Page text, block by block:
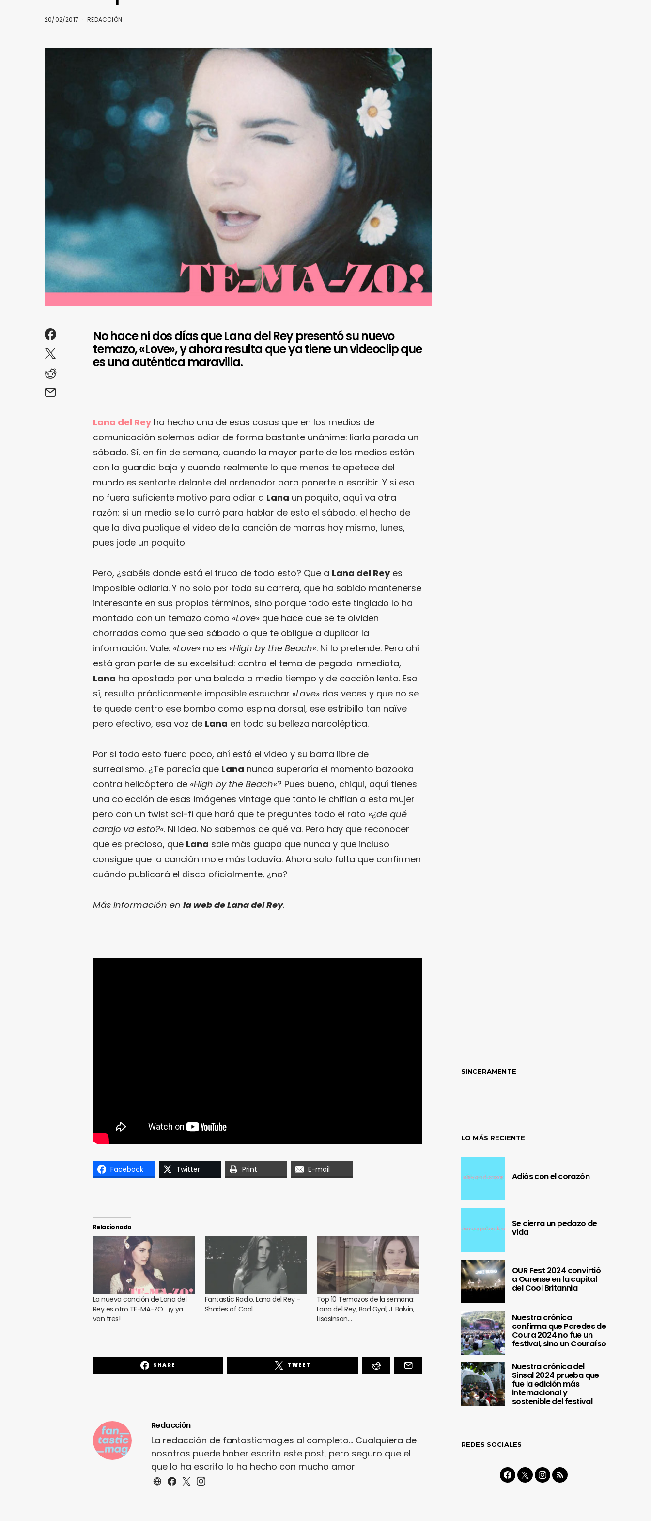
20/02/2017 REDACCIÓN
No hace ni dos días que Lana del Rey presentó su nuevo
temazo, «Love», y ahora resulta que ya tiene un videoclip que
es una auténtica maravilla.
Lana del Rey ha hecho una de esas cosas que en los medios de
comunicación solemos odiar de forma bastante unánime: liarla parada un
sábado. Sí, en fin de semana, cuando la mayor parte de los medios están
con la guardia baja y cuando realmente lo que menos te apetece del
mundo es sentarte delante del ordenador para ponerte a escribir. Y si eso
no fuera suficiente motivo para odiar a Lana un poquito, aquí va otra
razón: si un medio se lo curró para hablar de esto el sábado, el hecho de
que la diva publique el video de la canción de marras hoy mismo, lunes,
pues jode un poquito.
Pero, ¿sabéis donde está el truco de todo esto? Que a Lana del Reyes
imposible odiarla. Y no solo por toda su carrera, que ha sabido mantenerse
interesante en sus propios términos, sino porque todo este tinglado lo ha
montado con un temazo como «Love» que hace que se te olviden
chorradas como que sea sábado o que te obligue a duplicar la
información. Vale: «Love» no es «High by the Beach«. Ni lo pretende. Pero ahí
está gran parte de su excelsitud: contra el tema de pegada inmediata,
Lana ha apostado por una balada a medio tiempo y de cocción lenta. Eso
sí, resulta prácticamente imposible escuchar «Love» dos veces y que no se
te quede dentro ese bombo como espina dorsal, ese estribillo tan naïve
pero efectivo, esa voz de Lana en toda su belleza narcoléptica.
Por si todo esto fuera poco, ahí está el video y su barra libre de
surrealismo. ¿Te parecía que Lana nunca superaría el momento bazooka
contra helicóptero de «High by the Beach«? Pues bueno, chiqui, aquí tienes
una colección de esas imágenes vintage que tanto le chiflan a esta mujer
pero con un twist sci-fi que hará que te preguntes todo el rato «¿de qué
carajo va esto?«. Ni idea. No sabemos de qué va. Pero hay que reconocer
que es precioso, que Lana sale más guapa que nunca y que incluso
consigue que la canción mole más todavía. Ahora solo falta que confirmen
cuándo publicará el disco oficialmente, ¿no?
Más información en la web de Lana del Rey.
Facebook Twitter Print E-mail
Relacionado
La nueva canción de Lana del
Rey es otro TE-MA-ZO… ¡y ya
van tres!
Fantastic Radio. Lana del Rey –
Shades of Cool
Top 10 Temazos de la semana:
Lana del Rey, Bad Gyal, J. Balvin,
Lisasinson…
SHARE TWEET
Redacción
La redacción de fantasticmag.es al completo... Cualquiera de
nosotros puede haber escrito este post, pero seguro que el
que lo ha escrito lo ha hecho con mucho amor.
SINCERAMENTE
LO MÁS RECIENTE
Adiós con el corazón
Se cierra un pedazo de
vida
OUR Fest 2024 convirtió
a Ourense en la capital
del Cool Britannia
Nuestra crónica
confirma que Paredes de
Coura 2024 no fue un
festival, sino un Couraíso
Nuestra crónica del
Sinsal 2024 prueba que
fue la edición más
internacional y
sostenible del festival
REDES SOCIALES
¿Te gusta fantasticmag.es?
Pues, ahora que esta web está
inactiva, puede interesarte que la
aventura continúa en
sinceramente.cc.